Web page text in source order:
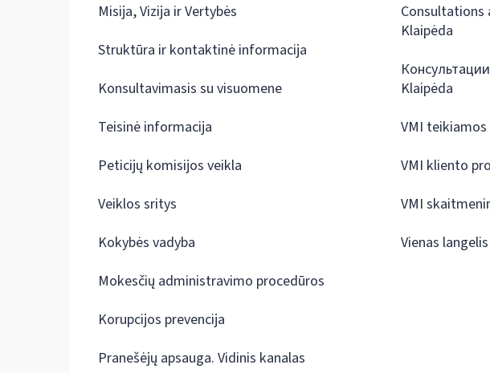
Misija, Vizija ir Vertybės
Struktūra ir kontaktinė informacija
Konsultavimasis su visuomene
Teisinė informacija
Peticijų komisijos veikla
Veiklos sritys
Kokybės vadyba
Mokesčių administravimo procedūros
Korupcijos prevencija
Pranešėjų apsauga. Vidinis kanalas
Consultations
Klaipėda
Klaipėda
VMI
VMI kliento
VMI
Vienas